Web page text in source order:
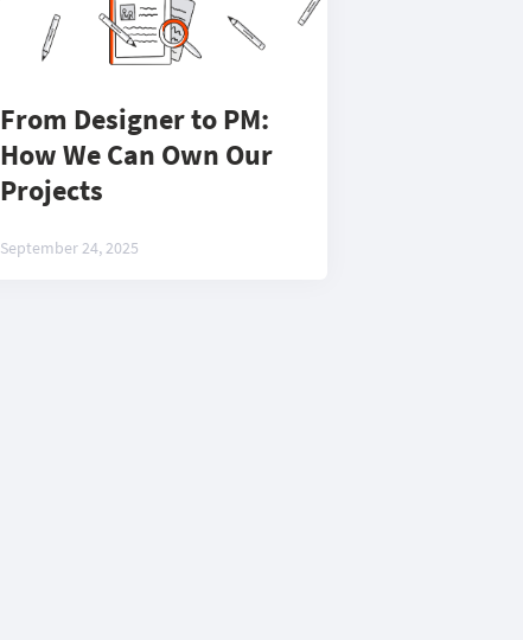
From Designer to PM:
How We Can Own Our
Projects
September 24, 2025